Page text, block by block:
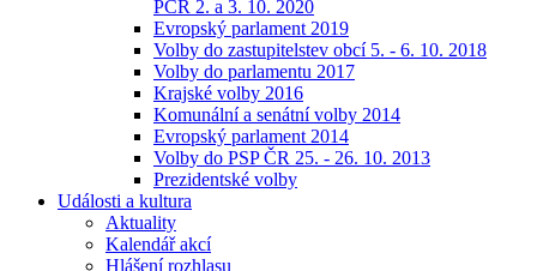
PČR 2. a 3. 10. 2020
Evropský parlament 2019
Volby do zastupitelstev obcí 5. - 6. 10. 2018
Volby do parlamentu 2017
Krajské volby 2016
Komunální a senátní volby 2014
Evropský parlament 2014
Volby do PSP ČR 25. - 26. 10. 2013
Prezidentské volby
Události a kultura
Aktuality
Kalendář akcí
Hlášení rozhlasu